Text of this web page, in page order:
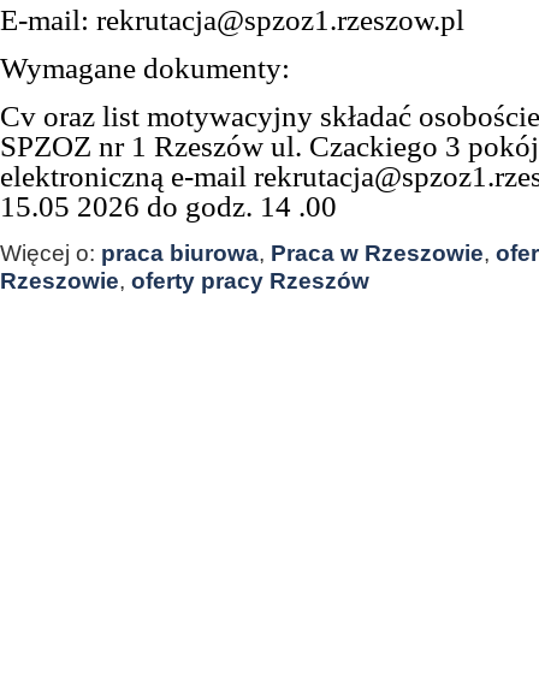
E-mail: rekrutacja@spzoz1.rzeszow.pl
Wymagane dokumenty:
Cv oraz list motywacyjny składać
SPZOZ nr 1 Rzeszów ul. Czackiego 3
elektroniczną e-mail
15.05 2026 do godz. 14 .00
Więcej o: praca biurowa, Praca w Rzeszowie,
Rzeszowie, oferty pracy Rzeszów